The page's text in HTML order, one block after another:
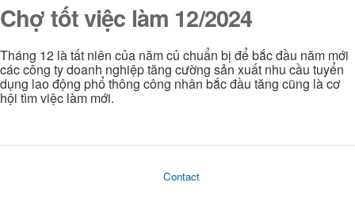
Chợ tốt việc làm 12/2024
Tháng 12 là tất niên của năm củ chuẩn bị để bắc đầu năm mới
các công ty doanh nghiệp tăng cường sản xuất nhu cầu tuyển
dụng lao động phổ thông công nhân bắc đầu tăng cũng là cơ
hội tìm việc làm mới.
Contact